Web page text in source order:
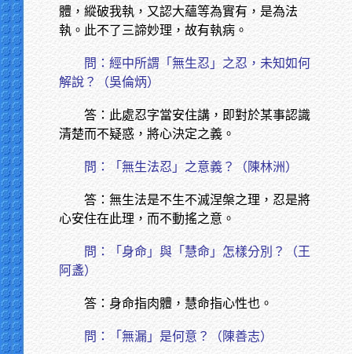
體，縱破我執，又認大蘊等為實有，是為法
執。此不了三諦妙理，故有執病。
問：經中所謂「無生忍」之忍，未知如何
解說？（吳倫炳）
答：此處忍字當安住講，即對於某事認識
清楚而不疑惑，將心決定之義。
問：「無生法忍」之意義？（陳林洲）
答：無生法是不生不滅涅槃之理，忍是將
心安住在此理，而不動搖之意。
問：「身命」與「慧命」怎樣分別？（王
阿盞）
答：身命指肉體，慧命指心性也。
問：「無漏」是何意？（陳善志）